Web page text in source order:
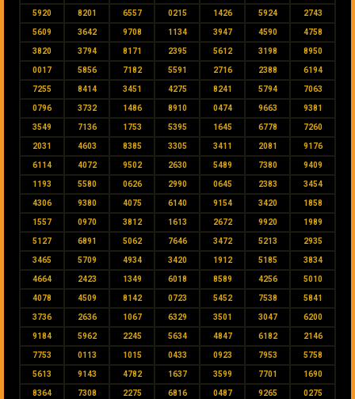
5920 8201 6557 0215 1426 5924 2743
5609 3642 9708 1134 3947 4590 4758
3820 3794 8171 2395 5612 3198 8950
0017 5856 7182 5591 2716 2388 6194
7255 8414 3451 4275 8241 5794 7063
0796 3732 1486 8910 0474 9663 9381
3549 7136 1753 5395 1645 6778 7260
2031 4603 8385 3305 3411 2081 9176
6114 4072 9502 2630 5489 7380 9409
1193 5580 0626 2990 0645 2383 3454
4306 9380 4075 6140 9154 3420 1858
1557 0970 3812 1613 2672 9920 1989
5127 6891 5062 7646 3472 5213 2935
3465 5709 4934 3420 1912 5185 3834
4664 2423 1349 6018 8589 4256 5010
4078 4509 8142 0723 5452 7538 5841
3736 2636 1067 6329 3501 3047 6200
9184 5962 2245 5634 4847 6182 2146
7753 0113 1015 0433 0923 7953 5758
5613 9143 4782 1637 3599 7701 1690
8364 7308 2275 6816 0487 9265 0275